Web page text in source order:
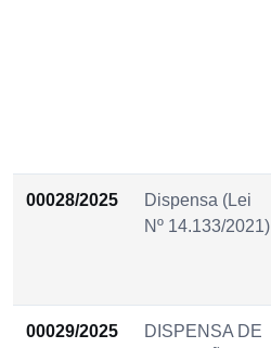
00028/2025
Dispensa (Lei
Nº 14.133/2021)
00029/2025
DISPENSA DE